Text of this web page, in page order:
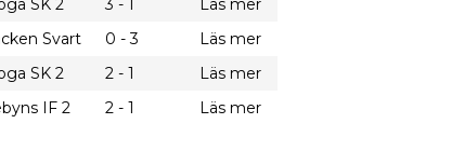
SK 2 3 - 1
Läs mer
Svart 0 - 3
Läs mer
SK 2 2 - 1
Läs mer
IF 2 2 - 1 Läs mer